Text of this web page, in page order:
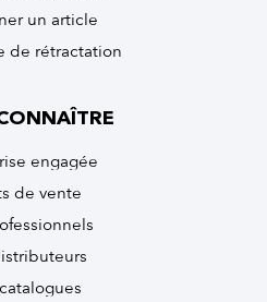
un article
de rétractation
engagée
de vente